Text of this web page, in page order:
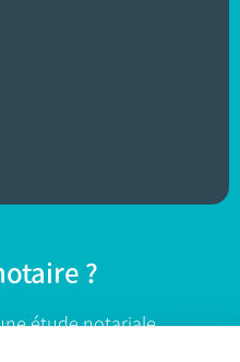
?
étude notariale